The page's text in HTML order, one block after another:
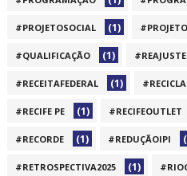
#PROJETOSOCIAL (1)
#QUALIFICAÇÃO (1)
#RECEITAFEDERAL (1)
#RECIFE PE (1) #RECIFEOUTLET
#RECORDE (1) #REDUÇÃOIPI
#RETROSPECTIVA2025 (1)